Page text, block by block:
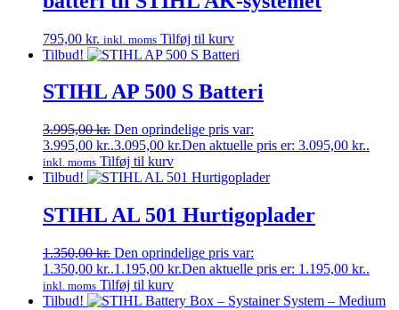
795,00 kr. inkl. moms Tilføj til kurv
Tilbud!
STIHL AP 500 S Batteri
3.995,00kr. Den oprindelige pris var:
3.995,00 kr..3.095,00 kr.Den aktuelle pris er: 3.095,00 kr..
inkl. moms Tilføj til kurv
Tilbud!
STIHL AL 501 Hurtigoplader
1.350,00kr. Den oprindelige pris var:
1.350,00 kr..1.195,00 kr.Den aktuelle pris er: 1.195,00 kr..
inkl. moms Tilføj til kurv
Tilbud!